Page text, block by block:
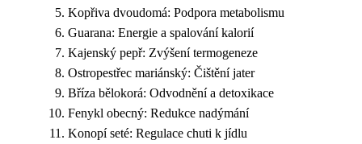
Kopřiva dvoudomá: Podpora metabolismu
Guarana: Energie a spalování kalorií
Kajenský pepř: Zvýšení termogeneze
Ostropestřec mariánský: Čištění jater
Bříza bělokorá: Odvodnění a detoxikace
Fenykl obecný: Redukce nadýmání
Konopí seté: Regulace chuti k jídlu